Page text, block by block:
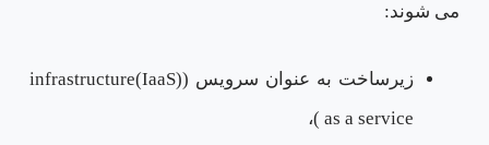
می شوند:
زیرساخت به عنوان سرویس ((IaaS)infrastructure
as a service )،